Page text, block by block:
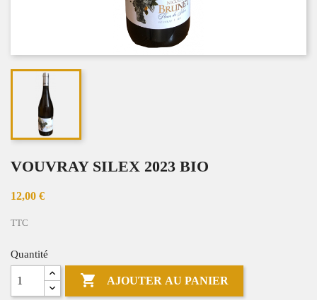
VOUVRAY SILEX 2023 BIO
12,00 €
TTC
Quantité
 AJOUTER AU PANIER